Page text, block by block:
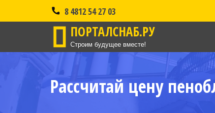
8 4812 54 27 03
ПОРТАЛСНАБ.РУ
Строим будущее вместе!
Рассчитай цену